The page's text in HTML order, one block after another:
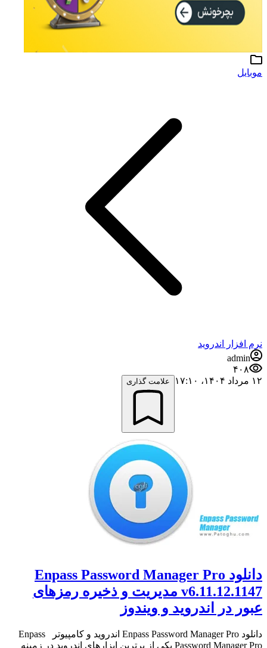
موبایل
نرم افزار اندروید
admin
۴۰۸
۱۲ مرداد ۱۴۰۴،‏ ۱۷:۱۰
علامت گذاری
دانلود Enpass Password Manager Pro
v6.11.12.1147 مدیریت و ذخیره رمزهای
عبور در اندروید و ویندوز
دانلود Enpass Password Manager Pro اندروید و کامپیوتر Enpass
Password Manager Pro یکی از برترین ابزارهای اندروید در زمینه